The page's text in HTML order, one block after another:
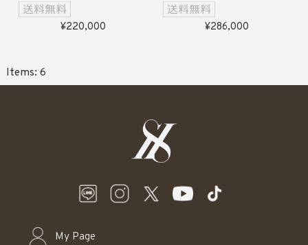
クロスリング
受注生産 220,000
ンパールピアス
受注生産 286,000
6
My Page